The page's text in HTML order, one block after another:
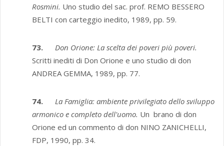
Rosmini. Uno studio del sac. prof. REMO BESSERO
BELTI con carteggio inedito, 1989, pp. 59.
73.
Don Orione: La scelta dei poveri più poveri.
Scritti inediti di Don Orione e uno studio di don
ANDREA GEMMA, 1989, pp. 77.
74.
La Famiglia: ambiente privilegiato dello sviluppo
armonico e completo dell'uomo. Un brano di don
Orione ed un commento di don NINO ZANICHELLI,
FDP, 1990, pp. 34.